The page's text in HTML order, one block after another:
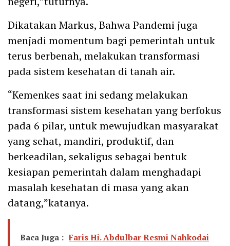
Dikatakan Markus, Bahwa Pandemi juga
menjadi momentum bagi pemerintah untuk
terus berbenah, melakukan transformasi
pada sistem kesehatan di tanah air.
“Kemenkes saat ini sedang melakukan
transformasi sistem kesehatan yang berfokus
pada 6 pilar, untuk mewujudkan masyarakat
yang sehat, mandiri, produktif, dan
berkeadilan, sekaligus sebagai bentuk
kesiapan pemerintah dalam menghadapi
masalah kesehatan di masa yang akan
datang,”katanya.
Baca Juga : Faris Hi. Abdulbar Resmi Nahkodai